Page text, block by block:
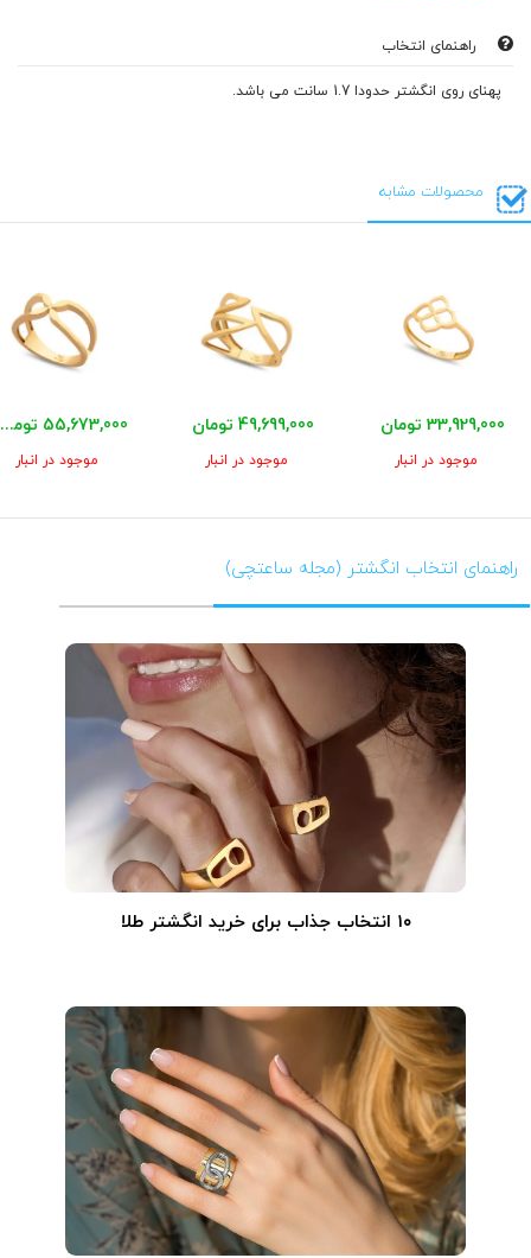
راهنمای انتخاب
پهنای روی انگشتر حدودا 1.7 سانت می باشد.
محصولات مشابه
33,929,000 تومان
موجود در انبار
49,699,000 تومان
موجود در انبار
55,673,000 تومان
موجود در انبار
راهنمای انتخاب انگشتر (مجله ساعتچی)
۱۰ انتخاب جذاب برای خرید انگشتر طلا